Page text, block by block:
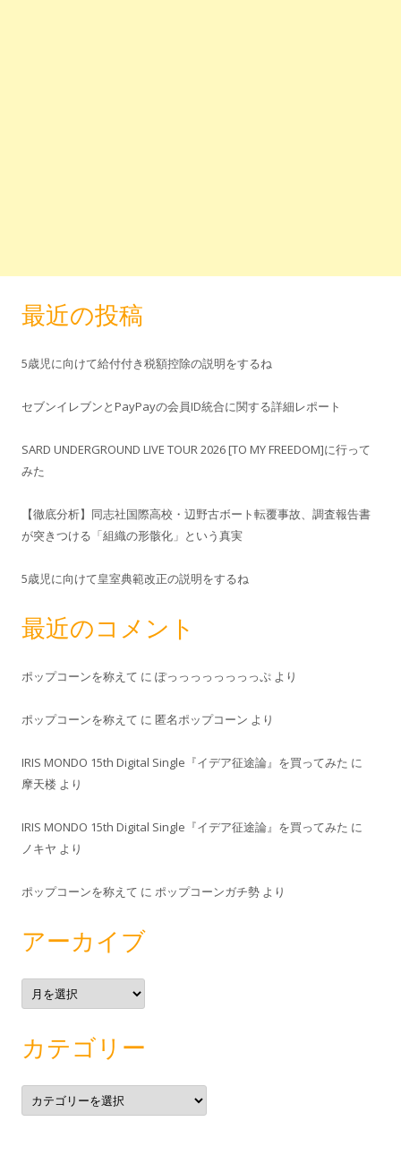
最近の投稿
5歳児に向けて給付付き税額控除の説明をするね
セブンイレブンとPayPayの会員ID統合に関する詳細レポート
SARD UNDERGROUND LIVE TOUR 2026 [TO MY FREEDOM]に行って
みた
【徹底分析】同志社国際高校・辺野古ボート転覆事故、調査報告書
が突きつける「組織の形骸化」という真実
5歳児に向けて皇室典範改正の説明をするね
最近のコメント
ポップコーンを称えて に ぽっっっっっっっっぷ より
ポップコーンを称えて に 匿名ポップコーン より
IRIS MONDO 15th Digital Single『イデア征途論』を買ってみた に
摩天楼 より
IRIS MONDO 15th Digital Single『イデア征途論』を買ってみた に
ノキヤ より
ポップコーンを称えて に ポップコーンガチ勢 より
アーカイブ
ア
ー
カ
カテゴリー
カ
テ
ゴ